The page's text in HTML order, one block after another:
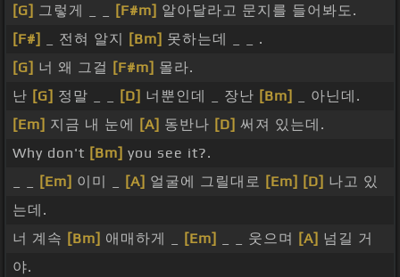
[G] 그렇게 _ _ [F#m] 알아달라고 문지를 들어봐도.
[F#]
_ 전혀 알지 [Bm] 못하는데 _ _ .
[G] 너 왜 그걸 [F#m] 몰라.
난 [G] 정말 _ _ [D] 너뿐인데 _ 장난 [Bm]
_ 아닌데.
[Em] 지금 내 눈에 [A] 동반나 [D] 써져 있는데.
Why don't [Bm] you see it?.
[Em] 이미 _ [A] 얼굴에 그릴대로 [Em] [D] 나고 있
는데.
너 계속 [Bm] 애매하게 _ [Em] _ _ 웃으며 [A] 넘길 거
야.